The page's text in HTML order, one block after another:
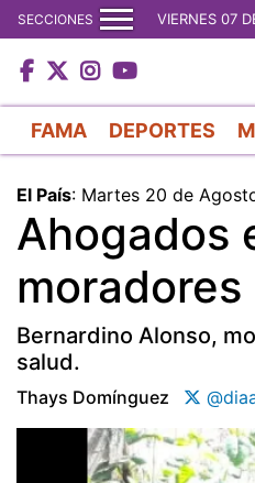
SECCIONES VIERNES 07
FAMA DEPORTES
El País: Martes 20 de
Ahogados
Bernardino Alonso,
salud.
Thays Domínguez